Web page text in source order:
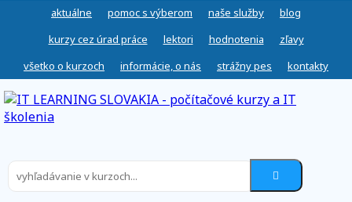
aktuálne pomoc s výberom naše služby
blog
kurzy cez úrad práce
lektori hodnotenia
zľavy
všetko o kurzoch
informácie, o nás strážny pes kontakty